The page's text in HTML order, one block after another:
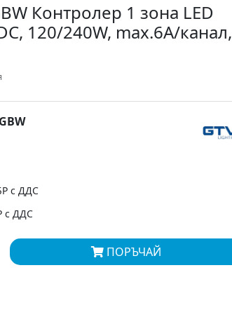
Контролер 1 зона LED
120/240W, max.6A/канал,
с ДДС
с ДДС
ПОРЪЧАЙ